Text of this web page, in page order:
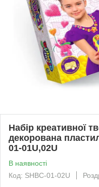
Набір креативної
декорована
01-01U,02U
В наявності
Код: SHBC-01-02U